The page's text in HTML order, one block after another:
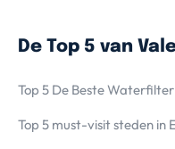
De Top 5 van
Top 5 De Beste
Top 5 must-visit steden in